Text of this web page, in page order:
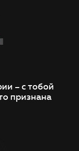
– с тобой
признана